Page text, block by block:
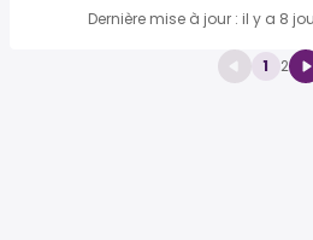
Dernière mise à jour : il y a 8
1 2